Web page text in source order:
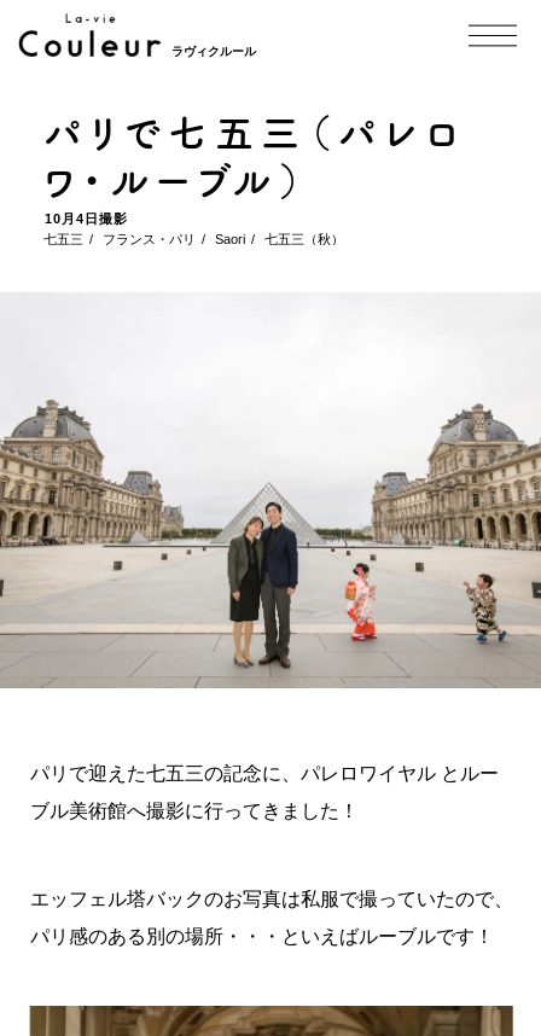
ラヴィクルール
パリで七五三（パレロ
ワ・ルーブル）
10月4日撮影
七五三
フランス・パリ Saori 七五三（秋）
パリで迎えた七五三の記念に、パレロワイヤル とルー
ブル美術館へ撮影に行ってきました！
エッフェル塔バックのお写真は私服で撮っていたので、
パリ感のある別の場所・・・といえばルーブルです！